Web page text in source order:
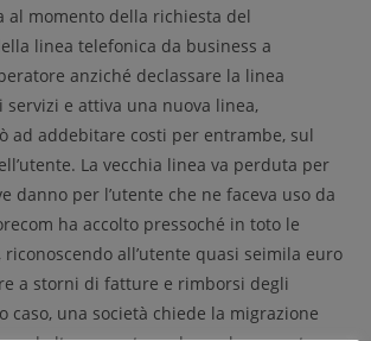
al momento della richiesta del
linea telefonica da business a
anziché declassare la linea
e attiva una nuova linea,
ad addebitare costi per entrambe, sul
La vecchia linea va perduta per
danno per l’utente che ne faceva uso da
ha accolto pressoché in toto le
riconoscendo all’utente quasi seimila euro
a storni di fatture e rimborsi degli
caso, una società chiede la migrazione